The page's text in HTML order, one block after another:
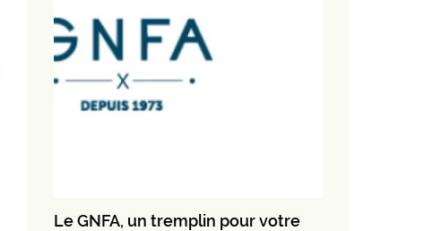
Le GNFA, un tremplin pour votre